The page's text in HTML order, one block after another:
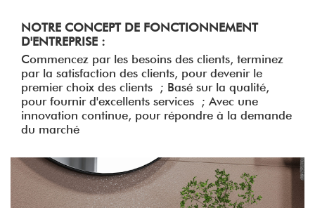
NOTRE CONCEPT DE FONCTIONNEMENT
D'ENTREPRISE :
Commencez par les besoins des clients, terminez
par la satisfaction des clients, pour devenir le
premier choix des clients ; Basé sur la qualité,
pour fournir d'excellents services ; Avec une
innovation continue, pour répondre à la demande
du marché